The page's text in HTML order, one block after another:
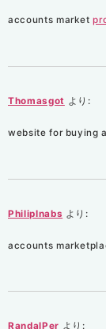
accounts market
Thomasgot より:
website for buying
PhilipInabs より:
accounts
RandalPer より: